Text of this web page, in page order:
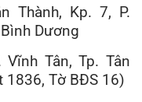
Thành, Kp. 7, P.
Dương
Tân, Tp. Tân
1836, Tờ BĐS 16)